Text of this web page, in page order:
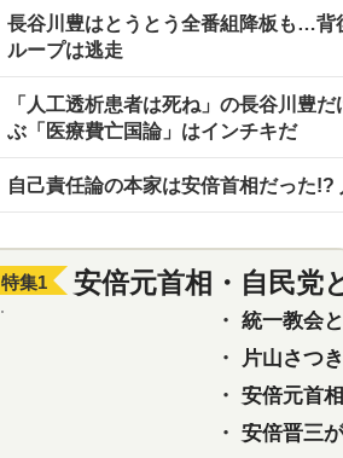
長谷川豊はとうとう全番組降板も…背
ループは逃走
「人工透析患者は死ね」の長谷川豊
ぶ「医療費亡国論」はインチキだ
自己責任論の本家は安倍首相だった
特集1 安倍元首相・自民党
・ 統一教会と自民
・
片山さつきは警
・ 安倍元首相銃撃
・ 安倍晋三が「統